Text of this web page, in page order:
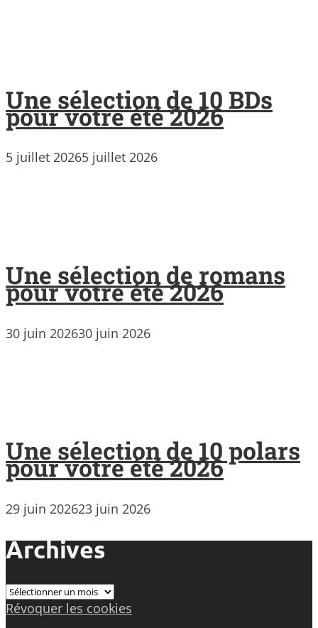
Une sélection de 10 BDs
pour votre été 2026
5 juillet 20265 juillet 2026
Une sélection de romans
pour votre été 2026
30 juin 202630 juin 2026
Une sélection de 10 polars
pour votre été 2026
29 juin 202623 juin 2026
Archives
Archives
Révoquer les cookies